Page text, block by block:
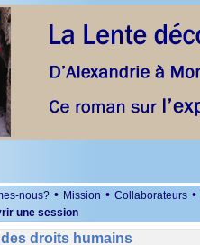
nous? • Mission • Collaborateurs •
une session
droits humains